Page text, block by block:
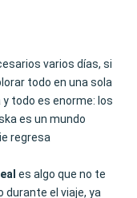
varios días, si
todo en una sola
todo es enorme: los
es un mundo
regresa
es algo que no te
durante el viaje, ya